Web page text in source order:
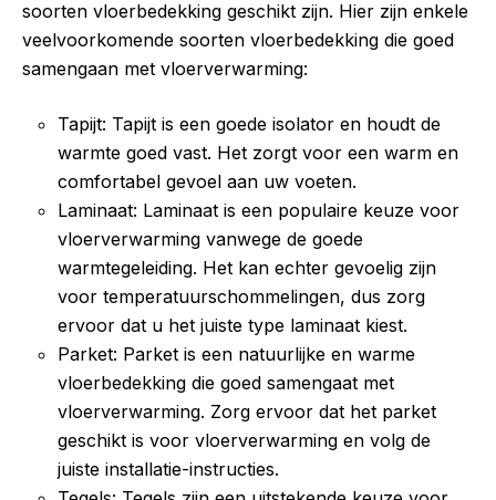
soorten vloerbedekking geschikt zijn. Hier zijn enkele
veelvoorkomende soorten vloerbedekking die goed
samengaan met vloerverwarming:
Tapijt: Tapijt is een goede isolator en houdt de
warmte goed vast. Het zorgt voor een warm en
comfortabel gevoel aan uw voeten.
Laminaat: Laminaat is een populaire keuze voor
vloerverwarming vanwege de goede
warmtegeleiding. Het kan echter gevoelig zijn
voor temperatuurschommelingen, dus zorg
ervoor dat u het juiste type laminaat kiest.
Parket: Parket is een natuurlijke en warme
vloerbedekking die goed samengaat met
vloerverwarming. Zorg ervoor dat het parket
geschikt is voor vloerverwarming en volg de
juiste installatie-instructies.